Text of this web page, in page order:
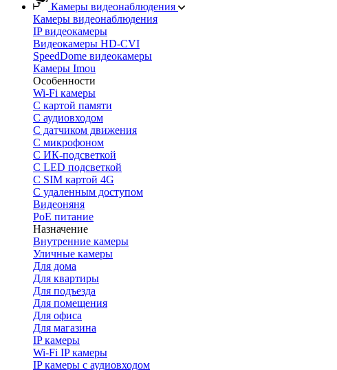
Камеры видеонаблюдения
Камеры видеонаблюдения
IP видеокамеры
Видеокамеры HD-CVI
SpeedDome видеокамеры
Камеры Imou
Особенности
Wi-Fi камеры
С картой памяти
С аудиовходом
С датчиком движения
С микрофоном
С ИК-подсветкой
С LED подсветкой
C SIM картой 4G
C удаленным доступом
Видеоняня
PoE питание
Назначение
Внутренние камеры
Уличные камеры
Для дома
Для квартиры
Для подъезда
Для помещения
Для офиса
Для магазина
IP камеры
Wi-Fi IP камеры
IP камеры с аудиовходом